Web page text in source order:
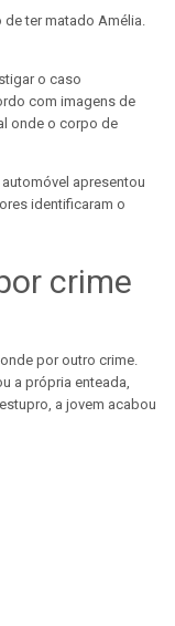
ter matado Amélia.
o caso
com imagens de
onde o corpo de
apresentou
identificaram o
crime
por outro crime.
a própria enteada,
a jovem acabou